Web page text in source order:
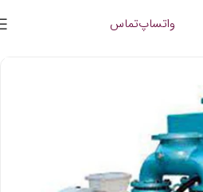
واتساپتماس